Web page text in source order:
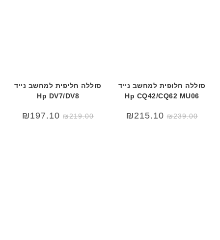
סוללה חלופית למחשב נייד
Hp CQ42/CQ62 MU06
₪239.00
₪215.10
סוללה חליפית למחשב נייד
Hp DV7/DV8
₪219.00
₪197.10